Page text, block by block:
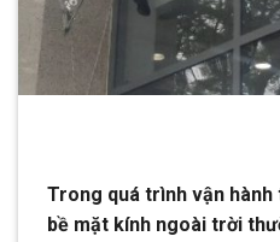
Trong quá trình vận
bề mặt kính ngoài trời